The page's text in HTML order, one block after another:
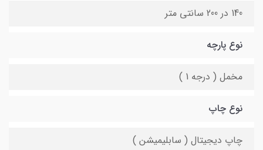
140 در 200 سانتی متر
نوع پارچه
مخمل ( درجه 1 )
نوع چاپ
چاپ دیجیتال ( سابلیمیشن )